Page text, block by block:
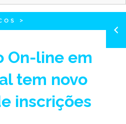
>
On-line em
tem novo
inscrições